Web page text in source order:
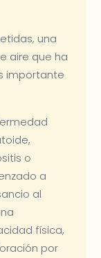
una
aire que ha
importante
o
a
al
física,
por